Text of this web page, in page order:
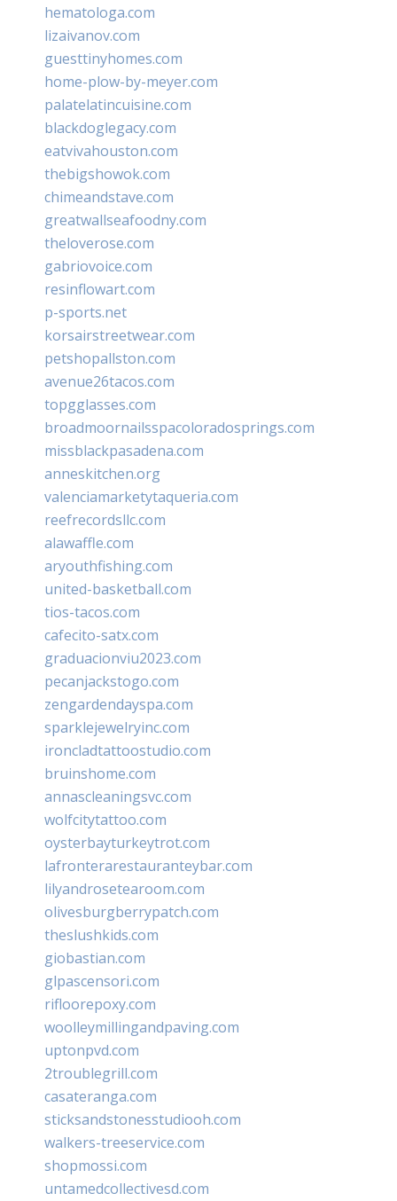
hematologa.com
lizaivanov.com
guesttinyhomes.com
home-plow-by-meyer.com
palatelatincuisine.com
blackdoglegacy.com
eatvivahouston.com
thebigshowok.com
chimeandstave.com
greatwallseafoodny.com
theloverose.com
gabriovoice.com
resinflowart.com
p-sports.net
korsairstreetwear.com
petshopallston.com
avenue26tacos.com
topgglasses.com
broadmoornailsspacoloradosprings.com
missblackpasadena.com
anneskitchen.org
valenciamarketytaqueria.com
reefrecordsllc.com
alawaffle.com
aryouthfishing.com
united-basketball.com
tios-tacos.com
cafecito-satx.com
graduacionviu2023.com
pecanjackstogo.com
zengardendayspa.com
sparklejewelryinc.com
ironcladtattoostudio.com
bruinshome.com
annascleaningsvc.com
wolfcitytattoo.com
oysterbayturkeytrot.com
lafronterarestauranteybar.com
lilyandrosetearoom.com
olivesburgberrypatch.com
theslushkids.com
giobastian.com
glpascensori.com
rifloorepoxy.com
woolleymillingandpaving.com
uptonpvd.com
2troublegrill.com
casateranga.com
sticksandstonesstudiooh.com
walkers-treeservice.com
shopmossi.com
untamedcollectivesd.com